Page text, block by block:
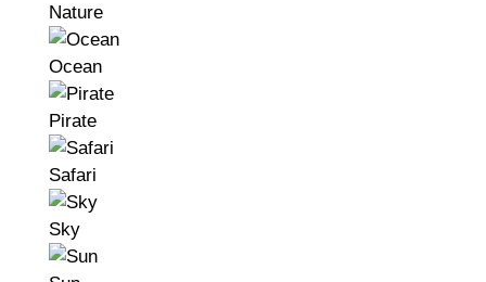
Nature
Ocean
Pirate
Safari
Sky